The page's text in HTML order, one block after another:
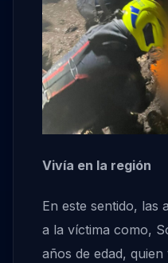
Vivía en la región
En este sentido, las
a la víctima como,
años de edad,